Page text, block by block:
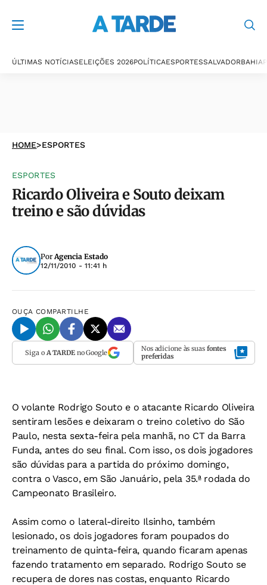
ÚLTIMAS NOTÍCIASELEIÇÕES 2026POLÍTICAESPORTESSALVADORBAHIA
HOME>ESPORTES
ESPORTES
Ricardo Oliveira e Souto deixam
treino e são dúvidas
PorAgencia Estado
12/11/2010 - 11:41 h
OUÇA COMPARTILHE
Siga o A TARDEno Google Nos adicione às suas fontes
preferidas
O volante Rodrigo Souto e o atacante Ricardo Oliveira
sentiram lesões e deixaram o treino coletivo do São
Paulo, nesta sexta-feira pela manhã, no CT da Barra
Funda, antes do seu final. Com isso, os dois jogadores
são dúvidas para a partida do próximo domingo,
contra o Vasco, em São Januário, pela 35.ª rodada do
Campeonato Brasileiro.
Assim como o lateral-direito Ilsinho, também
lesionado, os dois jogadores foram poupados do
treinamento de quinta-feira, quando ficaram apenas
fazendo tratamento em separado. Rodrigo Souto se
recupera de dores nas costas, enquanto Ricardo